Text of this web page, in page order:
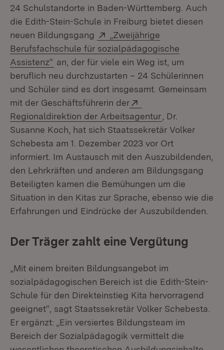
24 Schulstandorte in Baden-Württemberg. Auch
die Edith-Stein-Schule in Freiburg bietet diesen
neuen Bildungsgang
Extern:
„Zweijährige
Berufsfachschule für sozialpädagogische
Assistenz“ (Öffnet in neuem Fenster)
an, der für viele ein Weg ist, um
beruflich neu durchzustarten – 24 Schülerinnen
und Schüler sind es dort insgesamt. Gemeinsam
mit der Geschäftsführerin der
Regionaldirektion der Arbeitsagentur (Öffnet in
, Dr.
Susanne Koch, hat sich Staatssekretär Volker
Schebesta am 1. Dezember 2023 vor Ort
informiert. Im Austausch mit den Auszubildenden,
den Lehrkräften und anderen am Bildungsgang
Beteiligten kamen die Bemühungen um die
Situation in den Kitas zur Sprache, ebenso wie die
Erfahrungen und Eindrücke der Auszubildenden.
Der Träger zahlt eine Vergütung
„Mit einem breiten Bildungsangebot im
sozialpädagogischen Bereich ist die Edith-Stein-
Schule für den Direkteinstieg Kita hervorragend
geeignet“, sagt Staatssekretär Volker Schebesta.
Er ergänzt: „Ein versiertes Bildungsteam im
Bereich der Sozialpädagogik vermittelt die